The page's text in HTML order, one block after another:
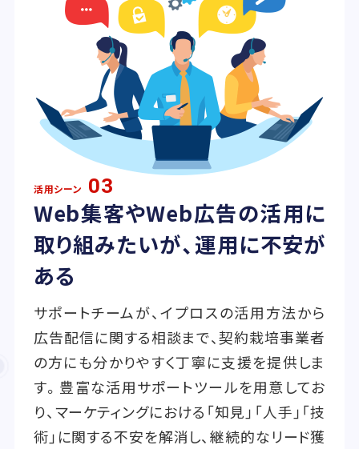
活用シーン 03
Web集客やWeb広告の活用に
取り組みたいが、運用に不安が
ある
サポートチームが、イプロスの活用方法から
広告配信に関する相談まで、契約栽培事業者
の方にも分かりやすく丁寧に支援を提供しま
す。豊富な活用サポートツールを用意してお
り、マーケティングにおける「知見」「人手」「技
術」に関する不安を解消し、継続的なリード獲